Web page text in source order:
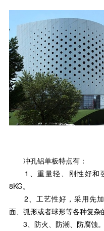
冲孔铝单板特点有：
1、重量轻、刚性好和
8KG。
2、工艺性好，采用先加
面、弧形或者球形等各种复杂
3、防火、防潮、防腐蚀。